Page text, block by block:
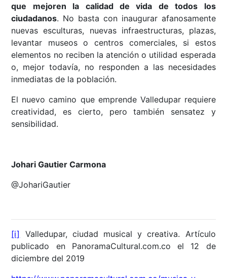
que mejoren la calidad de vida de todos los
ciudadanos. No basta con inaugurar afanosamente
nuevas esculturas, nuevas infraestructuras, plazas,
levantar museos o centros comerciales, si estos
elementos no reciben la atención o utilidad esperada
o, mejor todavía, no responden a las necesidades
inmediatas de la población.
El nuevo camino que emprende Valledupar requiere
creatividad, es cierto, pero también sensatez y
sensibilidad.
Johari Gautier Carmona
@JohariGautier
[i]
Valledupar, ciudad musical y creativa. Artículo
publicado en PanoramaCultural.com.co el 12 de
diciembre del 2019